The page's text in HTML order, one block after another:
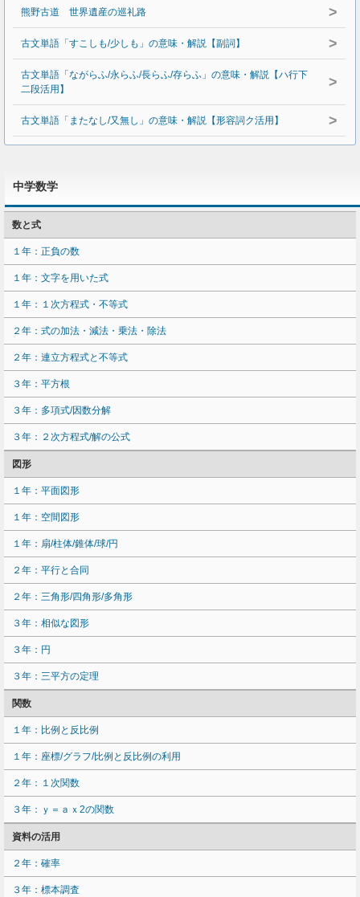
熊野古道 世界遺産の巡礼路 >
古文単語「すこしも/少しも」の意味・解説【副詞】 >
古文単語「ながらふ/永らふ/長らふ/存らふ」の意味・解説【ハ行下
二段活用】
>
古文単語「またなし/又無し」の意味・解説【形容詞ク活用】 >
中学数学
数と式
１年：正負の数
１年：文字を用いた式
１年：１次方程式・不等式
２年：式の加法・減法・乗法・除法
２年：連立方程式と不等式
３年：平方根
３年：多項式/因数分解
３年：２次方程式/解の公式
図形
１年：平面図形
１年：空間図形
１年：扇/柱体/錐体/球/円
２年：平行と合同
２年：三角形/四角形/多角形
３年：相似な図形
３年：円
３年：三平方の定理
関数
１年：比例と反比例
１年：座標/グラフ/比例と反比例の利用
２年：１次関数
３年：ｙ＝ａｘ2の関数
資料の活用
２年：確率
３年：標本調査